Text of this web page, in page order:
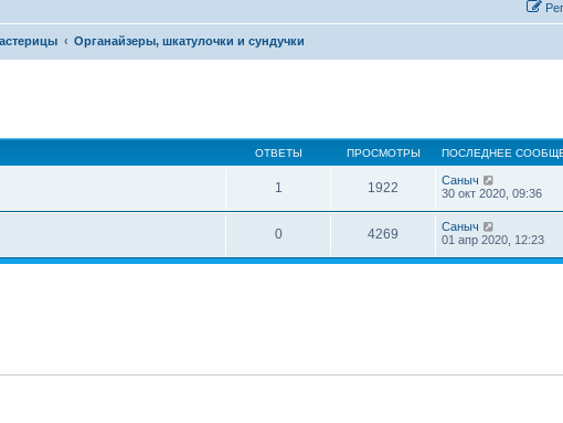
Органайзеры, шкатулочки и сундучки
ОТВЕТЫ ПРОСМОТРЫ ПОСЛЕДНЕЕ
1 1922
Саныч
30 окт 2020, 09:36
0 4269
Саныч
01 апр 2020, 12:23